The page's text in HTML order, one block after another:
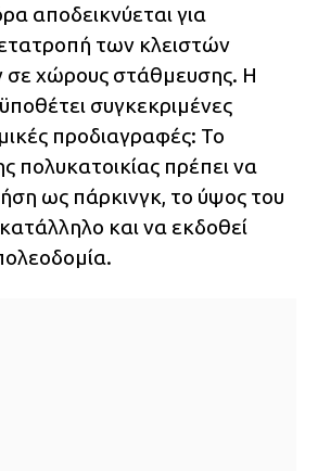
αποδεικνύεται για
των κλειστών
χώρους στάθμευσης. Η
συγκεκριμένες
προδιαγραφές: Το
πολυκατοικίας πρέπει να
ως πάρκινγκ, το ύψος του
και να εκδοθεί